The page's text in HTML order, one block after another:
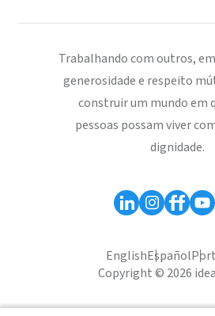
Trabalhando com outros,
generosidade e respeito
construir um mundo em
pessoas possam viver
dignidade.
EnglishEspañol
Copyright © 2026